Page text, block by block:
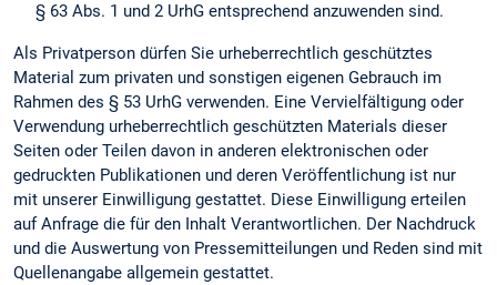
§ 63 Abs. 1 und 2 UrhG entsprechend anzuwenden sind.
Als Privatperson dürfen Sie urheberrechtlich geschütztes
Material zum privaten und sonstigen eigenen Gebrauch im
Rahmen des § 53 UrhG verwenden. Eine Vervielfältigung oder
Verwendung urheberrechtlich geschützten Materials dieser
Seiten oder Teilen davon in anderen elektronischen oder
gedruckten Publikationen und deren Veröffentlichung ist nur
mit unserer Einwilligung gestattet. Diese Einwilligung erteilen
auf Anfrage die für den Inhalt Verantwortlichen. Der Nachdruck
und die Auswertung von Pressemitteilungen und Reden sind mit
Quellenangabe allgemein gestattet.